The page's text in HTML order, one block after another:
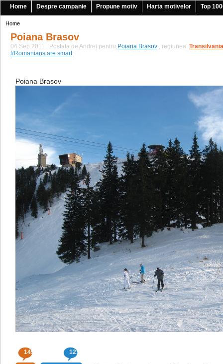
Home Despre campanie Propune motiv Harta motivelor Top
Home
Poiana Brasov
04.Sep.2011 . Postata de Andrei pentru Poiana Brasov , regiunea Transilvania
|
#Romanians are smart
Poiana Brasov
149 121